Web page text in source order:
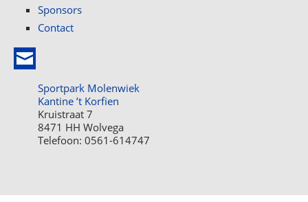
Sponsors
Contact
Sportpark Molenwiek
Kantine ’t Korfien
Kruistraat 7
8471 HH Wolvega
Telefoon: 0561-614747